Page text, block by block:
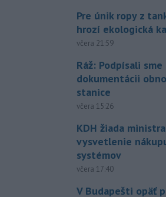
Pre únik ropy z
hrozí ekologická
včera 21:59
Ráž: Podpísali
dokumentácii
stanice
včera 15:26
KDH žiada
vysvetlenie
systémov
včera 17:40
V Budapešti opäť